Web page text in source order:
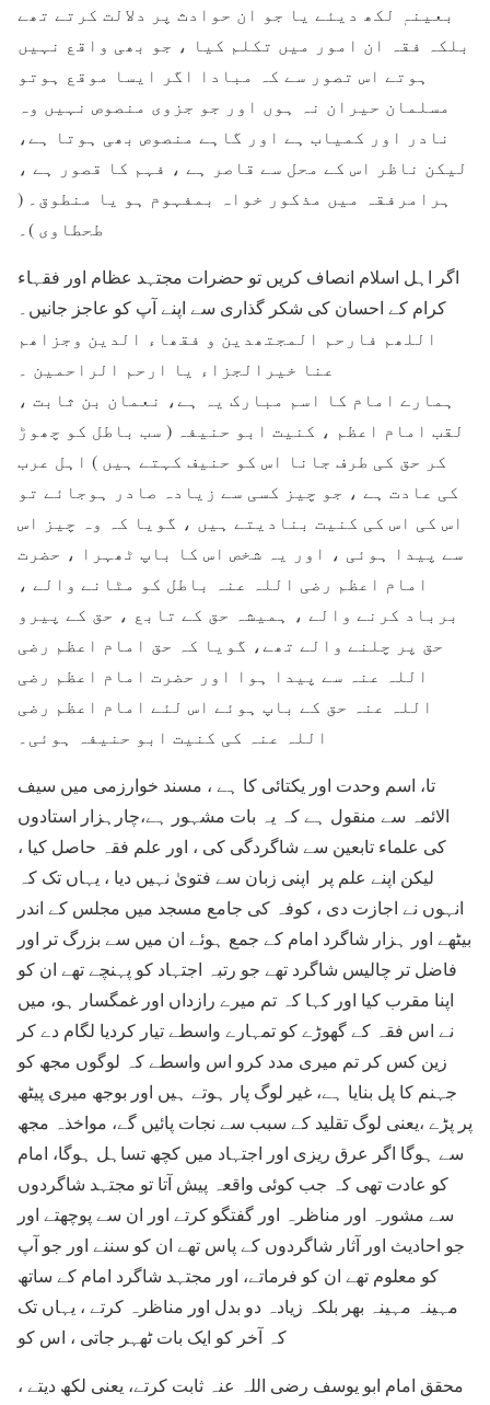
بعینہٖ لکھ دیئے یا جو ان حوادث پر دلالت کرتے تھے
بلکہ فقہ ان امور میں تکلم کیا ، جو بھی واقع نہیں
ہوتے اس تصور سے کہ مبادا اگر ایسا موقع ہوتو
مسلمان حیران نہ ہوں اور جو جزوی منصوص نہیں وہ
نادر اور کمیاب ہے اور گاہے منصوص بھی ہوتا ہے،
لیکن ناظر اس کے محل سے قاصر ہے ، فہم کا قصور ہے ،
ہرامرفقہ میں مذکور خواہ بمفہوم ہو یا منطوق۔ (
طحطاوی )۔
اگر اہل اسلام انصاف کریں تو حضرات مجتہد عظام اور فقہاء
کرام کے احسان کی شکر گذاری سے اپنے آپ کو عاجز جانیں۔
اللھم فارحم المجتھدین و فقھاء الدین وجزاھم
عنا خیرالجزاء یا ارحم الراحمین ۔
ہمارے امام کا اسم مبارک یہ ہے، نعمان بن ثابت ،
لقب امام اعظم ، کنیت ابو حنیفہ ( سب باطل کو چھوڑ
کر حق کی طرف جانا اس کو حنیف کہتے ہیں ) اہل عرب
کی عادت ہے ، جو چیز کسی سے زیادہ صادر ہوجائے تو
اس کی اس کی کنیت بنادیتے ہیں ، گویا کہ وہ چیز اس
سے پیدا ہوئی ، اور یہ شخص اس کا باپ ٹھہرا ، حضرت
امام اعظم رضی اللہ عنہ باطل کو مٹانے والے ،
برباد کرنے والے ، ہمیشہ حق کے تابع ، حق کے پیرو
حق پر چلنے والے تھے، گویا کہ حق امام اعظم رضی
اللہ عنہ سے پیدا ہوا اور حضرت امام اعظم رضی
اللہ عنہ حق کے باپ ہوئے اس لئے امام اعظم رضی
اللہ عنہ کی کنیت ابو حنیفہ ہوئی۔
تا، اسم وحدت اور یکتائی کا ہے ، مسند خوارزمی میں سیف
الائمہ سے منقول ہے کہ یہ بات مشہور ہے،چارہزار استادوں
کی علماء تابعین سے شاگردگی کی ، اور علم فقہ حاصل کیا ،
لیکن اپنے علم پر اپنی زبان سے فتویٰ نہیں دیا ، یہاں تک کہ
انہوں نے اجازت دی ، کوفہ کی جامع مسجد میں مجلس کے اندر
بیٹھے اور ہزار شاگرد امام کے جمع ہوئے ان میں سے بزرگ تر اور
فاضل تر چالیس شاگرد تھے جو رتبہ اجتہاد کو پہنچے تھے ان کو
اپنا مقرب کیا اور کہا کہ تم میرے رازداں اور غمگسار ہو، میں
نے اس فقہ کے گھوڑے کو تمہارے واسطے تیار کردیا لگام دے کر
زین کس کر تم میری مدد کرو اس واسطے کہ لوگوں مجھ کو
جہنم کا پل بنایا ہے، غیر لوگ پار ہوتے ہیں اور بوجھ میری پیٹھ
پر پڑے ،یعنی لوگ تقلید کے سبب سے نجات پائیں گے، مواخذہ مجھ
سے ہوگا اگر عرق ریزی اور اجتہاد میں کچھ تساہل ہوگا، امام
کو عادت تھی کہ جب کوئی واقعہ پیش آتا تو مجتہد شاگردوں
سے مشورہ اور مناظرہ اور گفتگو کرتے اور ان سے پوچھتے اور
جو احادیث اور آثار شاگردوں کے پاس تھے ان کو سننے اور جو آپ
کو معلوم تھے ان کو فرماتے، اور مجتہد شاگرد امام کے ساتھ
مہینہ مہینہ بھر بلکہ زیادہ دو بدل اور مناظرہ کرتے ، یہاں تک
کہ آخر کو ایک بات ٹھہر جاتی ، اس کو
محقق امام ابو یوسف رضی اللہ عنہ ثابت کرتے، یعنی لکھ دیتے ،